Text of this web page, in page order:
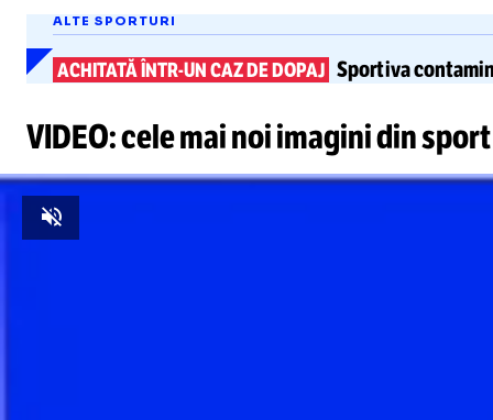
ALTE SPORTURI
ACHITATĂÎNTR-UNCAZ DE DOPAJ Sportiva
VIDEO: cele mai noi imagini din sport
Unmute